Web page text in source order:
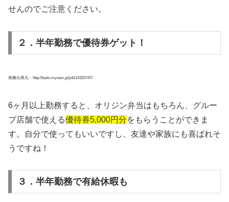
せんのでご注意ください。
２．半年勤務で優待券ゲット！
画像出典元：http://baito.mynavi.jp/job/14325747/
6ヶ月以上勤務すると、オリジン弁当はもちろん、グルー
プ店舗で使える優待券5,000円分をもらうことができま
す。自分で使ってもいいですし、友達や家族にも喜ばれそ
うですね！
３．半年勤務で有給休暇も